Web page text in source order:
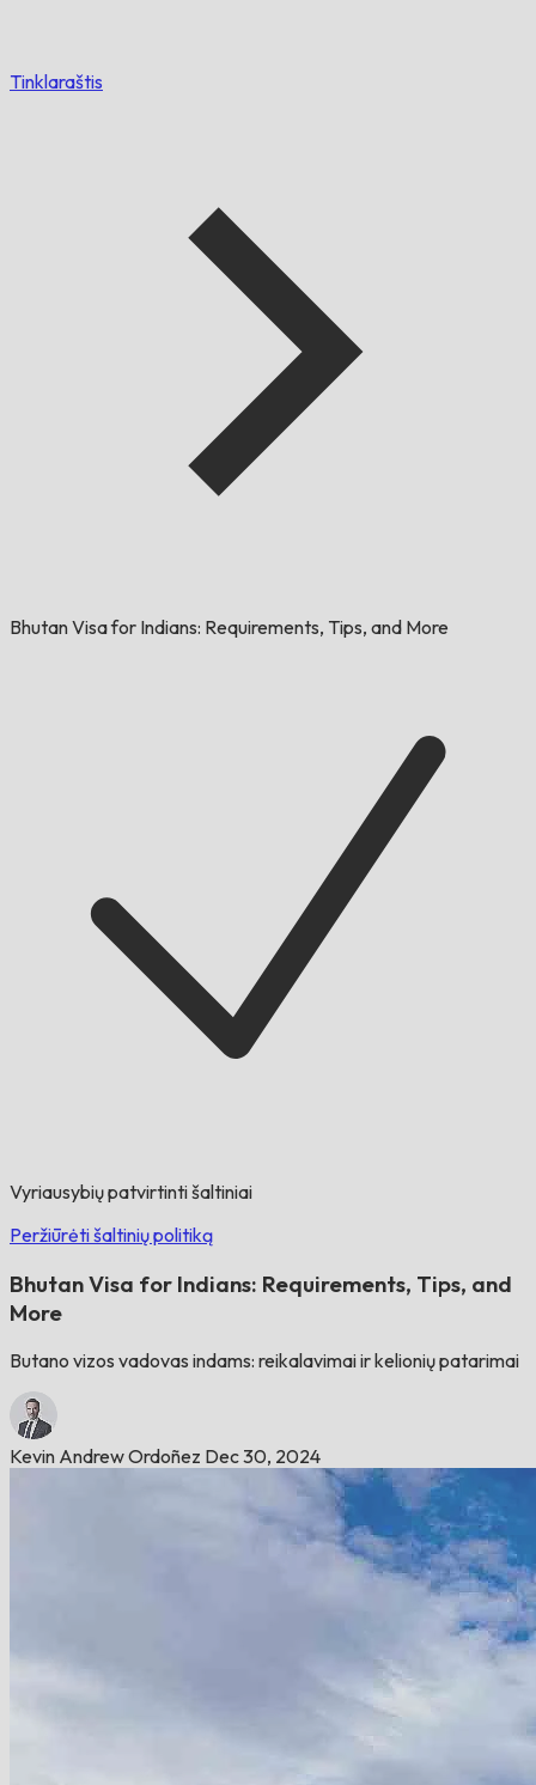
Tinklaraštis
Bhutan Visa for Indians: Requirements, Tips, and More
Vyriausybių patvirtinti šaltiniai
Peržiūrėti šaltinių politiką
Bhutan Visa for Indians: Requirements, Tips, and
More
Butano vizos vadovas indams: reikalavimai ir kelionių patarimai
Kevin Andrew Ordoñez Dec 30, 2024